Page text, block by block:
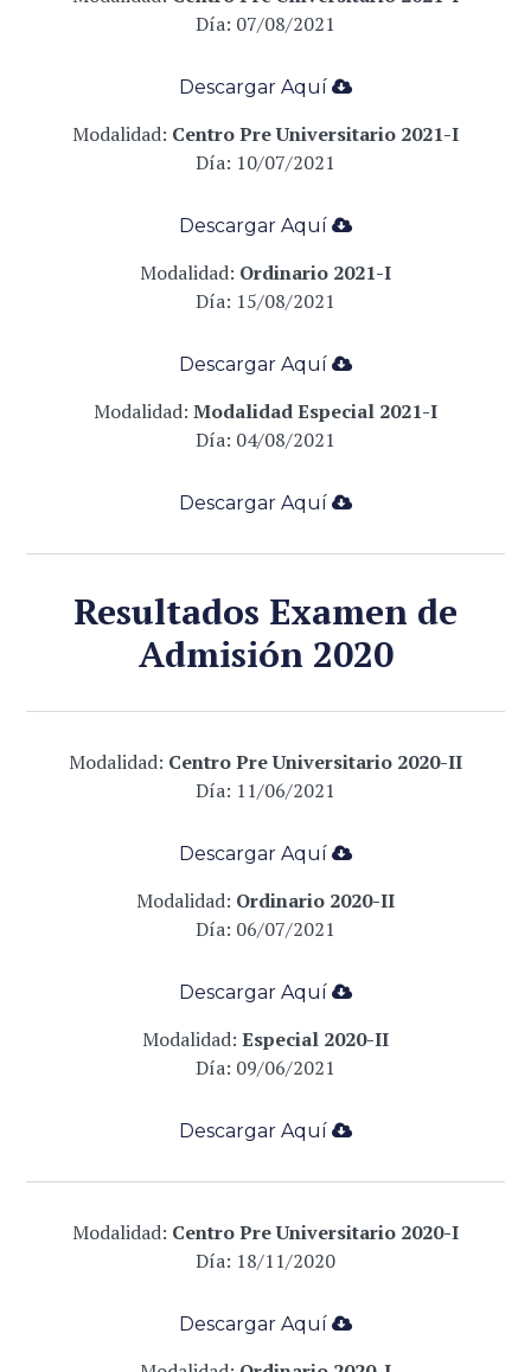
Día: 07/08/2021
Descargar Aquí
Modalidad: Centro Pre Universitario 2021-I
Día: 10/07/2021
Descargar Aquí
Modalidad: Ordinario 2021-I
Día: 15/08/2021
Descargar Aquí
Modalidad: Modalidad Especial 2021-I
Día: 04/08/2021
Descargar Aquí
Resultados Examen de
Admisión 2020
Modalidad: Centro Pre Universitario 2020-II
Día: 11/06/2021
Descargar Aquí
Modalidad: Ordinario 2020-II
Día: 06/07/2021
Descargar Aquí
Modalidad: Especial 2020-II
Día: 09/06/2021
Descargar Aquí
Modalidad: Centro Pre Universitario 2020-I
Día: 18/11/2020
Descargar Aquí